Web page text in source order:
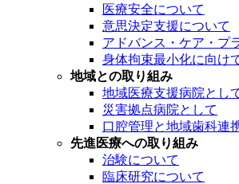
医療安全について
意思決定支援について
アドバンス・ケア・プ
身体拘束最小化に向け
地域との取り組み
地域医療支援病院とし
災害拠点病院として
口腔管理と地域歯科連
先進医療への取り組み
治験について
臨床研究について